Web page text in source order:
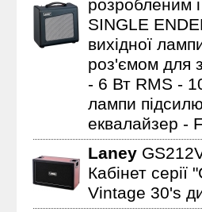
розробленим
SINGLE
вихідної
роз'ємом для
- 6 Вт RMS -
лампи
еквалайзер -
Laney
Кабінет
Vintage 30's